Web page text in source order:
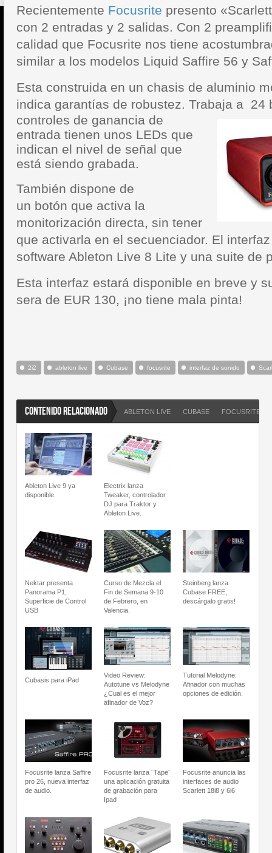
Recientemente Focusrite presento
con 2 entradas y 2 salidas. Con 2
calidad que Focusrite nos tiene
similar a los modelos Liquid Saffire 56 y
Esta construida en un chasis de aluminio
indica garantías de robustez. Trabaja a 24
controles de ganancia de
entrada tienen unos LEDs que
indican el nivel de señal que
está siendo grabada.
También dispone de
un botón que activa la
monitorización directa, sin tener
que activarla en el secuenciador. El
software Ableton Live 8 Lite y una suite de
Esta interfaz estará disponible en breve y
sera de EUR 130, ¡no tiene mala pinta!
2i2 ableton live Cubase focusrite interfaz de sonido
CONTENIDO RELACIONADO ABLETON LIVE CUBASE FOCUSRITE
Ableton Live 9 ya
disponible.
Electrix lanza
Tweaker, controlador
DJ para Traktor y
Ableton Live.
Nektar presenta
Panorama P1,
Superficie de Control
USB
Curso de Mezcla el
Fin de Semana 9-10
de Febrero, en
Valencia.
Steinberg lanza
Cubase FREE,
descárgalo gratis!
Cubasis para iPad
Video Review:
Autotune vs Melodyne
¿Cual es el mejor
afinador de Voz?
Tutorial Melodyne:
Afinador con muchas
opciones de edición.
Focusrite lanza Saffire
pro 26, nueva interfaz
de audio.
Focusrite lanza ¨Tape¨
una aplicación gratuita
de grabación para
Ipad
Focusrite anuncia las
interfaces de audio
Scarlett 18i8 y 6i6